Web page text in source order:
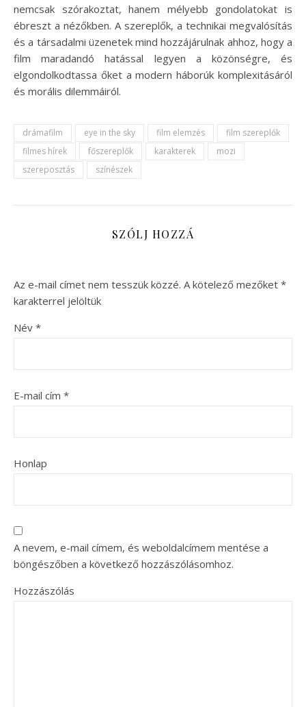
nemcsak szórakoztat, hanem mélyebb gondolatokat is
ébreszt a nézőkben. A szereplők, a technikai megvalósítás
és a társadalmi üzenetek mind hozzájárulnak ahhoz, hogy a
film maradandó hatással legyen a közönségre, és
elgondolkodtassa őket a modern háborúk komplexitásáról
és morális dilemmáiról.
drámafilm eye in the sky film elemzés
film szereplők
filmes hírek
főszereplők karakterek
mozi
szereposztás
színészek
SZÓLJ HOZZÁ
Az e-mail címet nem tesszük közzé. A kötelező mezőket *
karakterrel jelöltük
Név *
E-mail cím *
Honlap
A nevem, e-mail címem, és weboldalcímem mentése a
böngészőben a következő hozzászólásomhoz.
Hozzászólás